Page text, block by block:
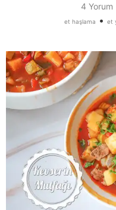
4 Yorum
et haşlama • et